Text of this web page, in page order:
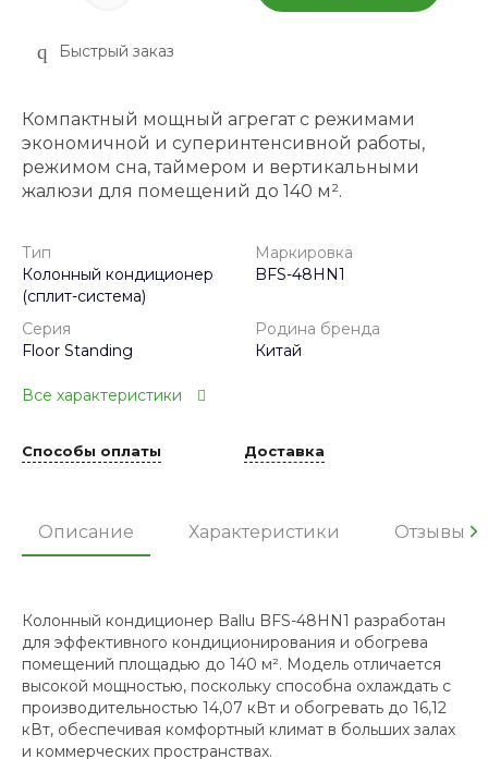
Быстрый заказ
Компактный мощный агрегат с режимами
экономичной и суперинтенсивной работы,
режимом сна, таймером и вертикальными
жалюзи для помещений до 140 м².
Тип
Колонный кондиционер
(сплит-система)
Маркировка
BFS-48HN1
Серия
Floor Standing
Родина бренда
Китай
Все характеристики
Способы оплаты Доставка
Описание Характеристики Отзывы
Колонный кондиционер Ballu BFS-48HN1 разработан
для эффективного кондиционирования и обогрева
помещений площадью до 140 м². Модель отличается
высокой мощностью, поскольку способна охлаждать с
производительностью 14,07 кВт и обогревать до 16,12
кВт, обеспечивая комфортный климат в больших залах
и коммерческих пространствах.